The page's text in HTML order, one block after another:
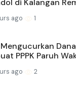
di Kalangan
ago 1
PPPK Paruh
ago 2